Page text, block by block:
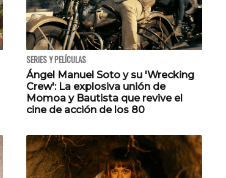
SERIES Y PELÍCULAS
Ángel Manuel Soto y su 'Wrecking
Crew': La explosiva unión de
Momoa y Bautista que revive el
cine de acción de los 80